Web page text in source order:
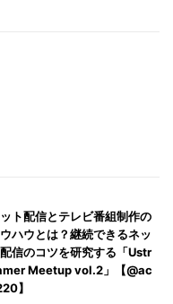
ト配信とテレビ番組制作の
ウハウとは？継続できるネッ
配信のコツを研究する「Ustr
Meetup vol.2」【@ac
】